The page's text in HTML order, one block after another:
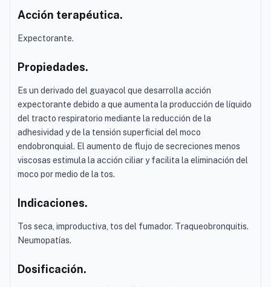
Acción terapéutica.
Expectorante.
Propiedades.
Es un derivado del guayacol que desarrolla acción
expectorante debido a que aumenta la producción de líquido
del tracto respiratorio mediante la reducción de la
adhesividad y de la tensión superficial del moco
endobronquial. El aumento de flujo de secreciones menos
viscosas estimula la acción ciliar y facilita la eliminación del
moco por medio de la tos.
Indicaciones.
Tos seca, improductiva, tos del fumador. Traqueobronquitis.
Neumopatías.
Dosificación.